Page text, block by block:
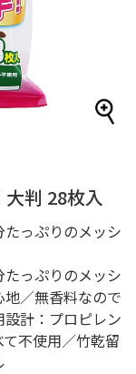
判 28枚入
っぷりのメッシ
っぷりのメッシ
／無香料なので
計：プロピレン
不使用／竹乾留